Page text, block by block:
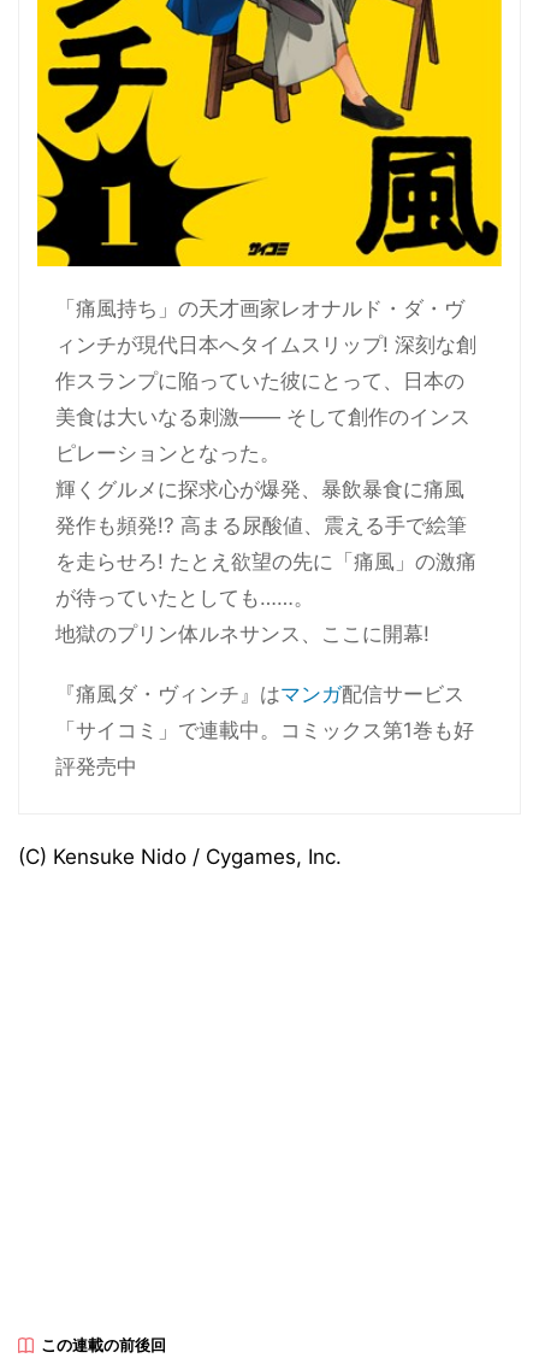
「痛風持ち」の天才画家レオナルド・ダ・ヴ
ィンチが現代日本へタイムスリップ! 深刻な創
作スランプに陥っていた彼にとって、日本の
美食は大いなる刺激―― そして創作のインス
ピレーションとなった。
輝くグルメに探求心が爆発、暴飲暴食に痛風
発作も頻発!? 高まる尿酸値、震える手で絵筆
を走らせろ! たとえ欲望の先に「痛風」の激痛
が待っていたとしても……。
地獄のプリン体ルネサンス、ここに開幕!
『痛風ダ・ヴィンチ』はマンガ配信サービス
「サイコミ」で連載中。コミックス第1巻も好
評発売中
(C) Kensuke Nido / Cygames, Inc.
この連載の前後回